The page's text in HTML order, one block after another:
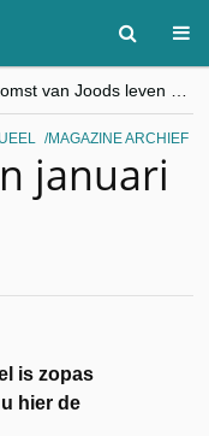
“Besnijdenisdebat toont hoe moeilijk seculiere Westen minderheden begrijpt”, Jinnih Beels (Vooruit)
CITYTRIP | ROEMENIË – Boekarest: de verrassing van Oost-Europa
MAGAZINE ARCHIEF
januari
is zopas
hier de